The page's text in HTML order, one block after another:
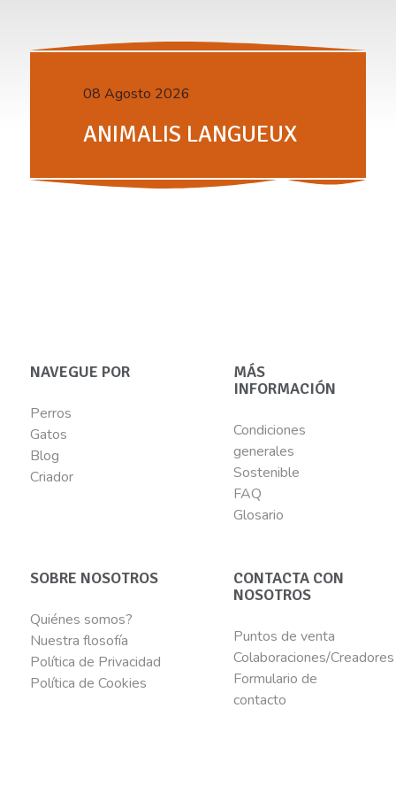
08 Agosto 2026
ANIMALIS LANGUEUX
NAVEGUE POR
Perros
Gatos
Blog
Criador
MÁS
INFORMACIÓN
Condiciones
generales
Sostenible
FAQ
Glosario
SOBRE NOSOTROS
Quiénes somos?
Nuestra flosofía
Política de Privacidad
Política de Cookies
CONTACTA CON
NOSOTROS
Puntos de venta
Colaboraciones/Creadores
Formulario de
contacto